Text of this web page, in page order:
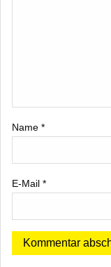
Name *
E-Mail *